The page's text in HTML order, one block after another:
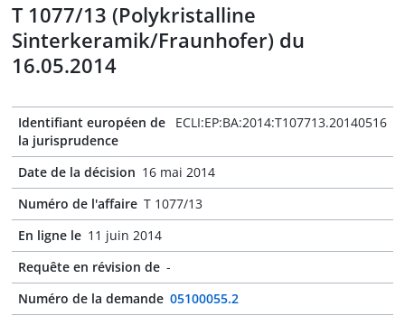
T 1077/13 (Polykristalline
Sinterkeramik/Fraunhofer) du
16.05.2014
Identifiant européen de
la jurisprudence
ECLI:EP:BA:2014:T107713.20140516
Date de la décision 16 mai 2014
Numéro de l'affaire T 1077/13
En ligne le 11 juin 2014
Requête en révision de -
Numéro de la demande 05100055.2